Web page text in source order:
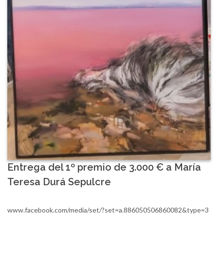
Entrega del 1º premio de 3.000 € a María
Teresa Durá Sepulcre
www.facebook.com/media/set/?set=a.886050506860082&type=3